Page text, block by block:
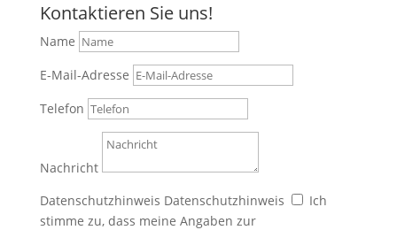
Kontaktieren Sie uns!
Name
E-Mail-Adresse
Telefon
Nachricht
Datenschutzhinweis Datenschutzhinweis
Ich
stimme zu, dass meine Angaben zur